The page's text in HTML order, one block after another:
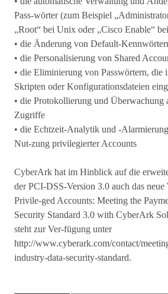
Pass-wörter (zum Beispiel
„Root“ bei Unix oder „Cisco Enable“
• die Änderung von Default-
• die Personalisierung von Shared
• die Eliminierung von Passwörtern, die
Skripten oder Konfigurationsdateien
• die Protokollierung und Überwachung
Zugriffe
• die Echtzeit-Analytik und -
Nut-zung privilegierter Accounts
CyberArk hat im Hinblick auf die
der PCI-DSS-Version 3.0 auch das
Privile-ged Accounts: Meeting the
Security Standard 3.0 with CyberArk
steht zur Ver-fügung unter
http://www.cyberark.com/contact/
industry-data-security-standard.